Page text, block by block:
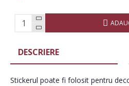
DESCRIERE
Stickerul poate fi folosit pentru